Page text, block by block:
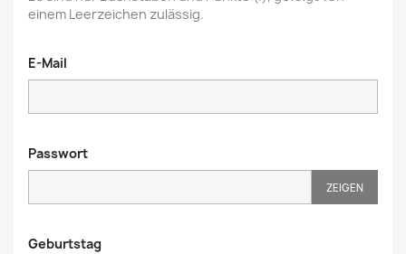
einem Leerzeichen zulässig.
E-Mail
Passwort
ZEIGEN
Geburtstag